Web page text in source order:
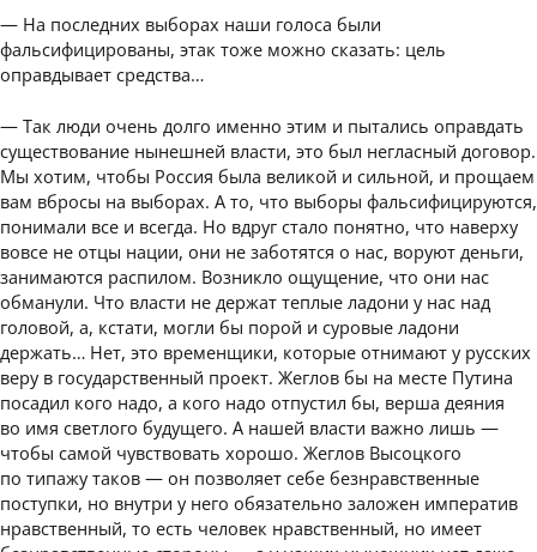
— На последних выборах наши голоса были
фальсифицированы, этак тоже можно сказать: цель
оправдывает средства…
— Так люди очень долго именно этим и пытались оправдать
существование нынешней власти, это был негласный договор.
Мы хотим, чтобы Россия была великой и сильной, и прощаем
вам вбросы на выборах. А то, что выборы фальсифицируются,
понимали все и всегда. Но вдруг стало понятно, что наверху
вовсе не отцы нации, они не заботятся о нас, воруют деньги,
занимаются распилом. Возникло ощущение, что они нас
обманули. Что власти не держат теплые ладони у нас над
головой, а, кстати, могли бы порой и суровые ладони
держать… Нет, это временщики, которые отнимают у русских
веру в государственный проект. Жеглов бы на месте Путина
посадил кого надо, а кого надо отпустил бы, верша деяния
во имя светлого будущего. А нашей власти важно лишь —
чтобы самой чувствовать хорошо. Жеглов Высоцкого
по типажу таков — он позволяет себе безнравственные
поступки, но внутри у него обязательно заложен императив
нравственный, то есть человек нравственный, но имеет